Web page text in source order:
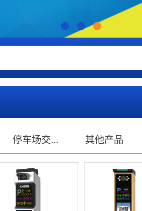
其他产品 高清车牌...